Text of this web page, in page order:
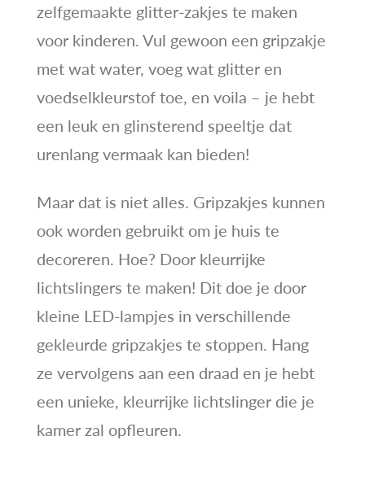
zelfgemaakte glitter-zakjes te maken
voor kinderen. Vul gewoon een gripzakje
met wat water, voeg wat glitter en
voedselkleurstof toe, en voila – je hebt
een leuk en glinsterend speeltje dat
urenlang vermaak kan bieden!
Maar dat is niet alles. Gripzakjes kunnen
ook worden gebruikt om je huis te
decoreren. Hoe? Door kleurrijke
lichtslingers te maken! Dit doe je door
kleine LED-lampjes in verschillende
gekleurde gripzakjes te stoppen. Hang
ze vervolgens aan een draad en je hebt
een unieke, kleurrijke lichtslinger die je
kamer zal opfleuren.